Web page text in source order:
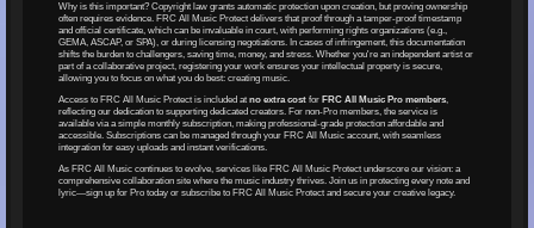
Why is this important? Copyright law grants automatic protection upon creation, but proving ownership
often requires evidence. FRC All Music Protect delivers that proof through a tamper-proof timestamp
and official certificate, which can be invaluable in court, with performing rights organizations (e.g.,
GEMA, ASCAP, or SPA), or during licensing negotiations. In cases of infringement, this documentation
shifts the burden to challengers, saving time, money, and stress. Whether you're an independent artist or
part of a collaborative project, registering your work ensures your intellectual property is secure,
allowing you to focus on what you do best: creating music.
Access to FRC All Music Protect is included atno extra cost for FRC All Music Pro members,
reflecting our dedication to supporting dedicated creators. For non-Pro members, the service is
available via a simple monthly subscription, making professional-grade protection affordable and
accessible. Subscriptions can be managed through your FRC All Music account, with seamless
integration for easy uploads and instant verifications.
As FRC All Music continues to evolve, services like FRC All Music Protect underscore our vision: a
comprehensive collaboration site where the music industry thrives. Join us in protecting every note and
lyric—sign up for Pro today or subscribe to FRC All Music Protect and secure your creative legacy.